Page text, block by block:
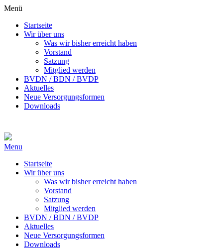
Menü
Startseite
Wir über uns
Was wir bisher erreicht haben
Vorstand
Satzung
Mitglied werden
BVDN / BDN / BVDP
Aktuelles
Neue Versorgungsformen
Downloads
Menu
Startseite
Wir über uns
Was wir bisher erreicht haben
Vorstand
Satzung
Mitglied werden
BVDN / BDN / BVDP
Aktuelles
Neue Versorgungsformen
Downloads